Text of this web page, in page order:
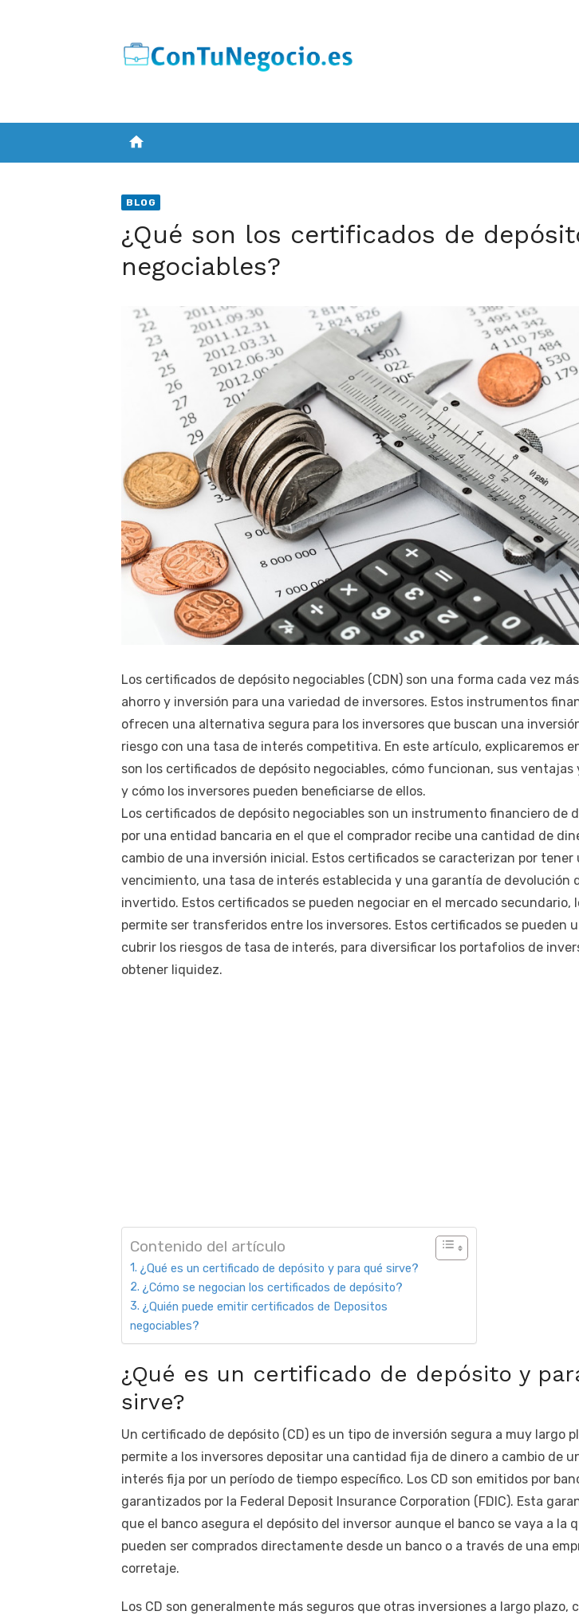
home
BLOG
¿Qué son los certificados de
negociables?
Los certificados de depósito negociables (CDN) son una forma cada vez
ahorro y inversión para una variedad de inversores. Estos instrumentos
ofrecen una alternativa segura para los inversores que buscan una
riesgo con una tasa de interés competitiva. En este artículo, explicaremos
son los certificados de depósito negociables, cómo funcionan, sus ventajas
y cómo los inversores pueden beneficiarse de ellos.
Los certificados de depósito negociables son un instrumento financiero de
por una entidad bancaria en el que el comprador recibe una cantidad de
cambio de una inversión inicial. Estos certificados se caracterizan por
vencimiento, una tasa de interés establecida y una garantía de devolución
invertido. Estos certificados se pueden negociar en el mercado secundario,
permite ser transferidos entre los inversores. Estos certificados se pueden
cubrir los riesgos de tasa de interés, para diversificar los portafolios de
obtener liquidez.
Contenido del artículo
¿Qué es un certificado de depósito y para qué sirve?
¿Cómo se negocian los certificados de depósito?
¿Quién puede emitir certificados de Depositos
negociables?
¿Qué es un certificado de depósito y
sirve?
Un certificado de depósito (CD) es un tipo de inversión segura a muy largo
permite a los inversores depositar una cantidad fija de dinero a cambio de
interés fija por un período de tiempo específico. Los CD son emitidos por
garantizados por la Federal Deposit Insurance Corporation (FDIC). Esta
que el banco asegura el depósito del inversor aunque el banco se vaya a la
pueden ser comprados directamente desde un banco o a través de una
corretaje.
Los CD son generalmente más seguros que otras inversiones a largo plazo,